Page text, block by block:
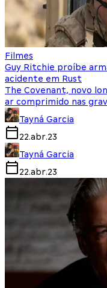
Filmes
Guy Ritchie proíbe
acidente em Rust
The Covenant, novo
ar comprimido nas
Tayná Garcia
22.abr.23
Tayná Garcia
22.abr.23